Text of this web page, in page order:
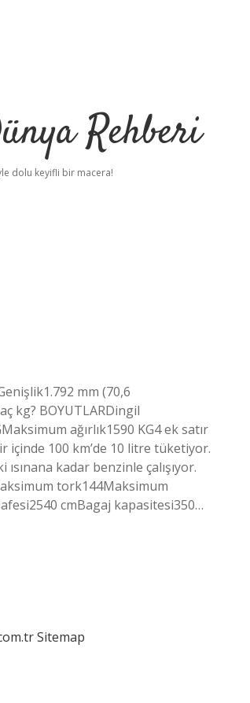
Rehberi
dolu keyifli bir macera!
mm (70,6
kg? BOYUTLARDingil
ağırlık1590 KG4 ek satır
içinde 100 km’de 10 litre tüketiyor.
kadar benzinle çalışıyor.
tork144Maksimum
cmBagaj kapasitesi350…
Sitemap